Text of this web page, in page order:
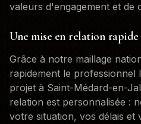
valeurs d'engagement et de
Une mise en relation
Grâce à notre maillage
rapidement le professionnel
projet à Saint-Médard-en-
relation est personnalisée :
votre situation, vos délais